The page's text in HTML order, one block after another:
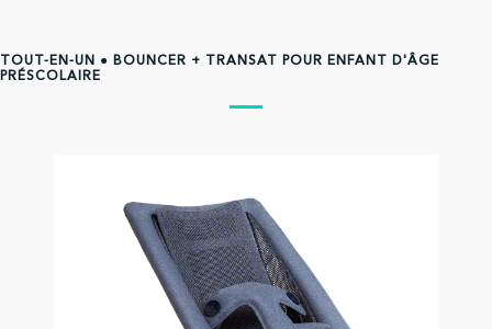
TOUT-EN-UN ● BOUNCER + TRANSAT POUR ENFANT D'ÂGE
PRÉSCOLAIRE